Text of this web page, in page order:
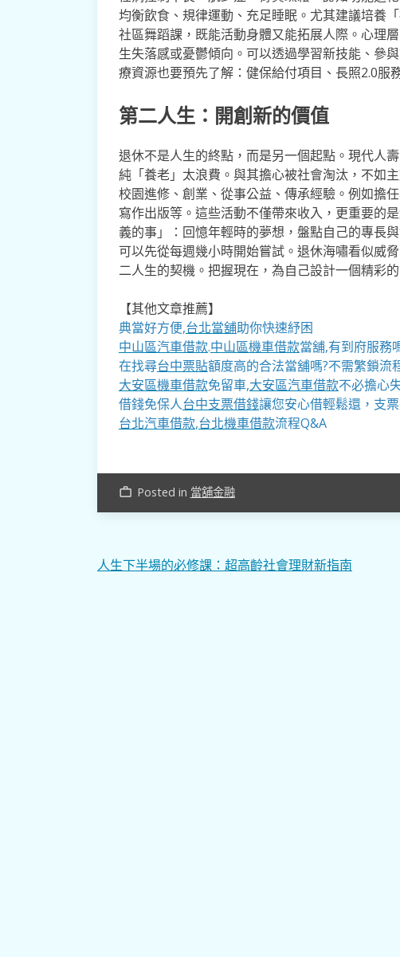
均衡飲食、規律運動、充足睡眠。尤其建議培養
社區舞蹈課，既能活動身體又能拓展人際。心理
生失落感或憂鬱傾向。可以透過學習新技能、參
療資源也要預先了解：健保給付項目、長照2.0服
第二人生：開創新的價值
退休不是人生的終點，而是另一個起點。現代人
純「養老」太浪費。與其擔心被社會淘汰，不如
校園進修、創業、從事公益、傳承經驗。例如擔
寫作出版等。這些活動不僅帶來收入，更重要的
義的事」：回憶年輕時的夢想，盤點自己的專長
可以先從每週幾小時開始嘗試。退休海嘯看似威
二人生的契機。把握現在，為自己設計一個精彩
【其他文章推薦】
典當好方便,台北當舖助你快速紓困
中山區汽車借款.中山區機車借款當舖,有到府服務
在找尋台中票貼額度高的合法當舖嗎?不需繁鎖流
大安區機車借款免留車,大安區汽車借款不必擔心
借錢免保人台中支票借錢讓您安心借輕鬆還，支
台北汽車借款,台北機車借款流程Q&A
work_outline Posted in 當舖金融
文
人生下半場的必修課：超高齡社會理財新指南